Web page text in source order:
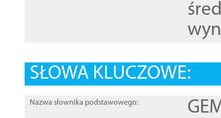
SŁOWA KLUCZOWE:
Nazwa słownika podstawowego: